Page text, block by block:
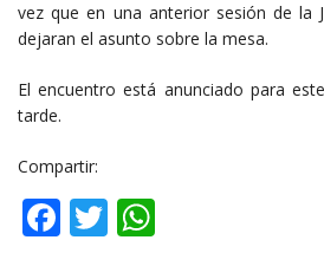
vez que en una anterior sesión de la
dejaran el asunto sobre la mesa.
El encuentro está anunciado para
tarde.
Compartir:
Facebook
Twitter